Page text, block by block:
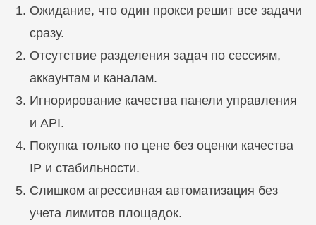
Ожидание, что один прокси решит все задачи
сразу.
Отсутствие разделения задач по сессиям,
аккаунтам и каналам.
Игнорирование качества панели управления
и API.
Покупка только по цене без оценки качества
IP и стабильности.
Слишком агрессивная автоматизация без
учета лимитов площадок.